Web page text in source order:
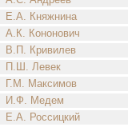
Е.А. Княжнина
А.К. Кононович
В.П. Кривилев
П.Ш. Левек
Г.М. Максимов
И.Ф. Медем
Е.А. Россицкий